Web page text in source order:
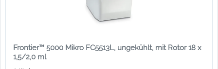
Frontier™ 5000 Mikro FC5513L, ungekühlt, mit Rotor 18 x
1,5/2,0 ml